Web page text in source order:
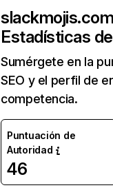
slackmojis.com
Estadísticas
Sumérgete en la
SEO y el perfil de
competencia.
Puntuación de
Autoridad
46